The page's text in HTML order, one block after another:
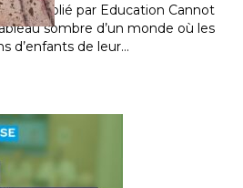
publié par Education Cannot
sombre d’un monde où les
d’enfants de leur…